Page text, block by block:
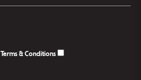
Terms & Conditions